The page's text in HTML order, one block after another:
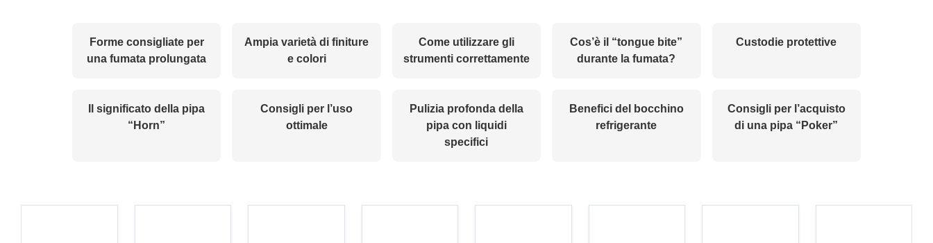
Forme consigliate per
una fumata prolungata
Ampia varietà di finiture
e colori
Come utilizzare gli
strumenti correttamente
Cos’è il “tongue bite”
durante la fumata?
Custodie protettive
Il significato della pipa
“Horn”
Consigli per l’uso
ottimale
Pulizia profonda della
pipa con liquidi
specifici
Benefici del bocchino
refrigerante
Consigli per l’acquisto
di una pipa “Poker”